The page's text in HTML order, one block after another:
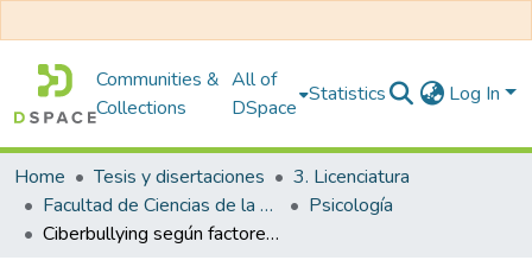
Communities &
Collections
All of
DSpace
Statistics Log In
Home Tesis y disertaciones
3. Licenciatura
Facultad de Ciencias de la Salud
Psicología
Ciberbullying según factores sociodemográficos en adolescentes de Instituciones Educativas en la ciudad de Juliaca, 2020